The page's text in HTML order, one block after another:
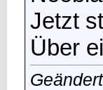
Jetzt
Über